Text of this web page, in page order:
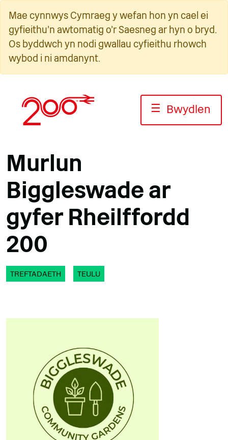
cynnwys
Mae cynnwys Cymraeg y wefan hon yn cael ei
gyfieithu'n awtomatig o'r Saesneg ar hyn o bryd.
Os byddwch yn nodi gwallau cyfieithu rhowch
wybod i ni amdanynt.
☰ Bwydlen
Murlun
Biggleswade ar
gyfer Rheilffordd
200
TREFTADAETH TEULU